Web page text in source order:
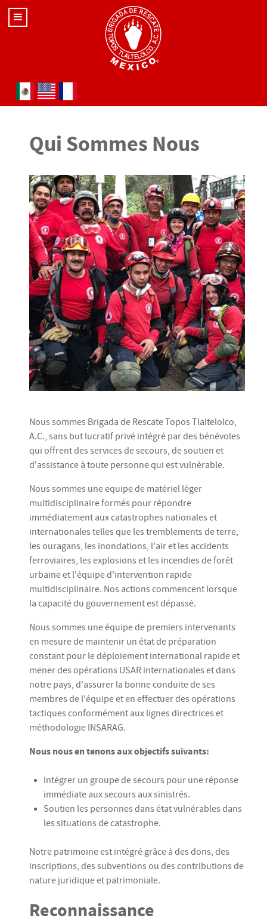
Sélectionnez votre langue
Qui Sommes Nous
Nous sommes Brigada de Rescate Topos Tlaltelolco,
A.C., sans but lucratif privé intégré par des bénévoles
qui offrent des services de secours, de soutien et
d'assistance à toute personne qui est vulnérable.
Nous sommes une equipe de matériel léger
multidisciplinaire formés pour répondre
immédiatement aux catastrophes nationales et
internationales telles que les tremblements de terre,
les ouragans, les inondations, l'air et les accidents
ferroviaires, les explosions et les incendies de forêt
urbaine et l'équipe d'intervention rapide
multidisciplinaire. Nos actions commencent lorsque
la capacité du gouvernement est dépassé.
Nous sommes une équipe de premiers intervenants
en mesure de maintenir un état de préparation
constant pour le déploiement international rapide et
mener des opérations USAR internationales et dans
notre pays, d'assurer la bonne conduite de ses
membres de l'équipe et en effectuer des opérations
tactiques conformément aux lignes directrices et
méthodologie INSARAG.
Nous nous en tenons aux objectifs suivants:
Intégrer un groupe de secours pour une réponse
immédiate aux secours aux sinistrés.
Soutien les personnes dans état vulnérables dans
les situations de catastrophe.
Notre patrimoine est intégré grâce à des dons, des
inscriptions, des subventions ou des contributions de
nature juridique et patrimoniale.
Reconnaissance